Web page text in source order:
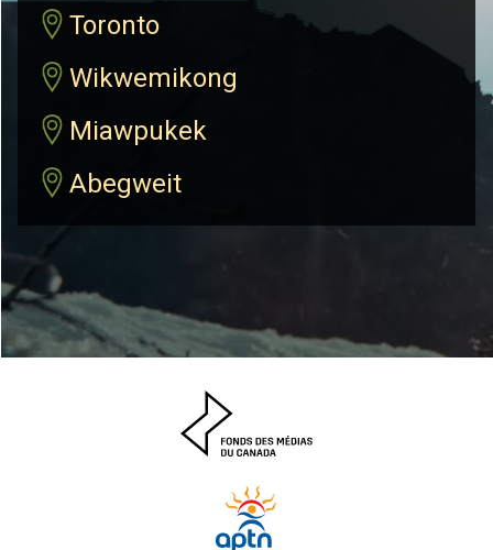
Toronto
Wikwemikong
Miawpukek
Abegweit